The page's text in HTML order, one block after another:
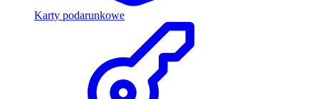
Karty podarunkowe